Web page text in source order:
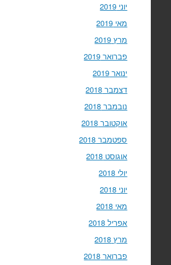
יוני 2019
מאי 2019
מרץ 2019
פברואר 2019
ינואר 2019
דצמבר 2018
נובמבר 2018
אוקטובר 2018
ספטמבר 2018
אוגוסט 2018
יולי 2018
יוני 2018
מאי 2018
אפריל 2018
מרץ 2018
פברואר 2018